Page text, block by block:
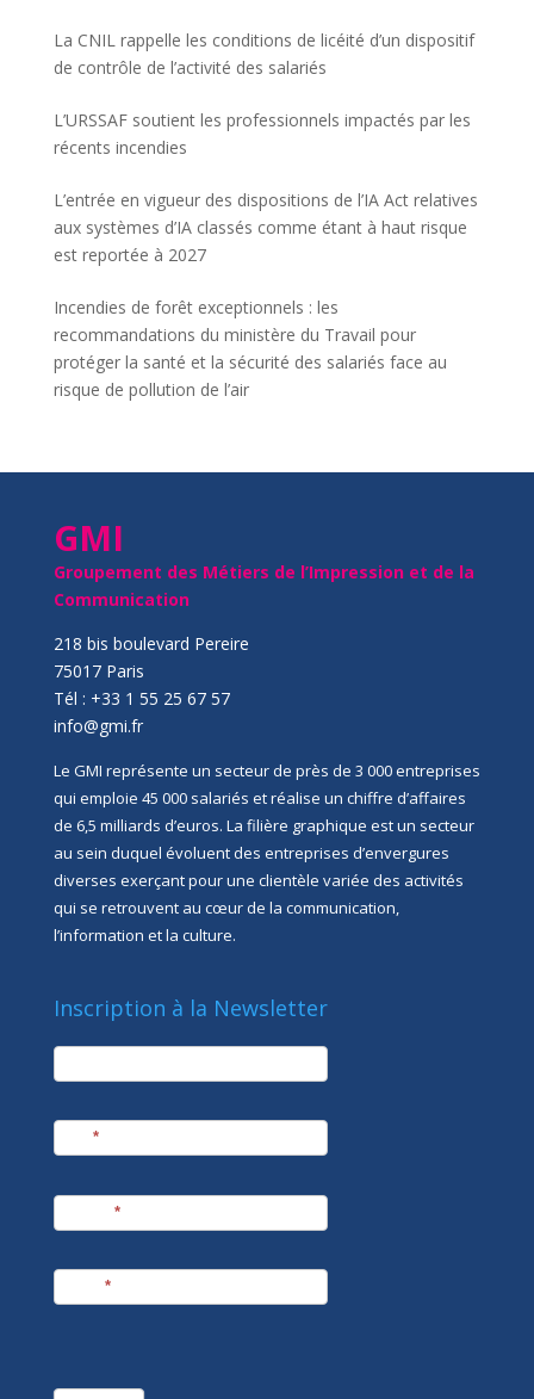
La CNIL rappelle les conditions de licéité d’un dispositif
de contrôle de l’activité des salariés
L’URSSAF soutient les professionnels impactés par les
récents incendies
L’entrée en vigueur des dispositions de l’IA Act relatives
aux systèmes d’IA classés comme étant à haut risque
est reportée à 2027
Incendies de forêt exceptionnels : les
recommandations du ministère du Travail pour
protéger la santé et la sécurité des salariés face au
risque de pollution de l’air
GMI
Groupement des Métiers de l’Impression et de la
Communication
218 bis boulevard Pereire
75017 Paris
Tél : +33 1 55 25 67 57
info@gmi.fr
Le GMI représente un secteur de près de 3 000 entreprises
qui emploie 45 000 salariés et réalise un chiffre d’affaires
de 6,5 milliards d’euros. La filière graphique est un secteur
au sein duquel évoluent des entreprises d’envergures
diverses exerçant pour une clientèle variée des activités
qui se retrouvent au cœur de la communication,
l’information et la culture.
Inscription à la Newsletter
newsletter
*
*
*